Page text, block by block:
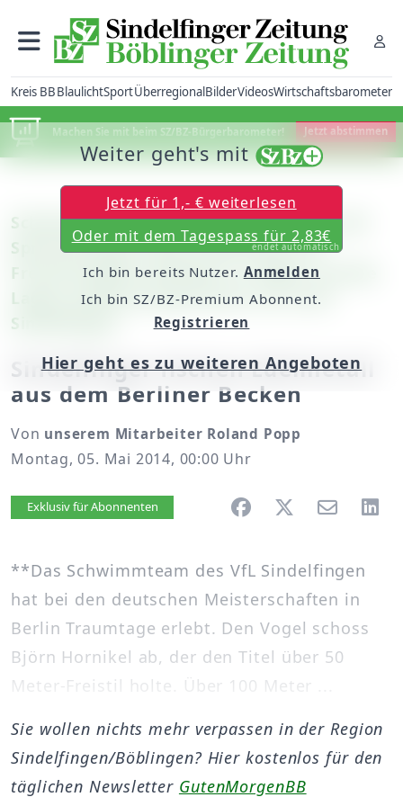
Kreis BBBlaulichtSportÜberregionalBilderVideosWirtschaftsbarometer
Machen Sie mit beim SZ/BZ-Bürgerbarometer! Jetzt abstimmen
Schwimmen: Björn Hornikel holt über die
Sprintstrecken Gold und Bronze, die
Freistil-Staffel schwimmt zu Silber und die
Lagen-Staffel bringt Bronze mit nach
Sindelfingen
Sindelfinger fischen Edelmetall
aus dem Berliner Becken
Von unserem Mitarbeiter Roland Popp
Montag, 05. Mai 2014, 00:00 Uhr
Artikel vorlesen
Exklusiv für Abonnenten
**Das Schwimmteam des VfL Sindelfingen
hat bei den deutschen Meisterschaften in
Berlin Traumtage erlebt. Den Vogel schoss
Björn Hornikel ab, der den Titel über 50
Meter-Freistil holte. Über 100 Meter ...
Weiter geht's mit
Jetzt für 1,- € weiterlesen
Oder mit dem Tagespass für 2,83€
endet automatisch
Ich bin bereits Nutzer. Anmelden
Ich bin SZ/BZ-Premium Abonnent.
Registrieren
Hier geht es zu weiteren Angeboten
Sie wollen nichts mehr verpassen in der Region
Sindelfingen/Böblingen? Hier kostenlos für den
täglichen Newsletter GutenMorgenBB